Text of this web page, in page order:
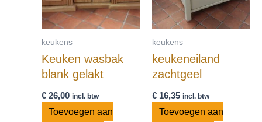
keukens
Keuken wasbak
blank gelakt
€ 26,00 incl. btw
Toevoegen aan
keukens
keukeneiland
zachtgeel
€16,35 incl. btw
Toevoegen aan